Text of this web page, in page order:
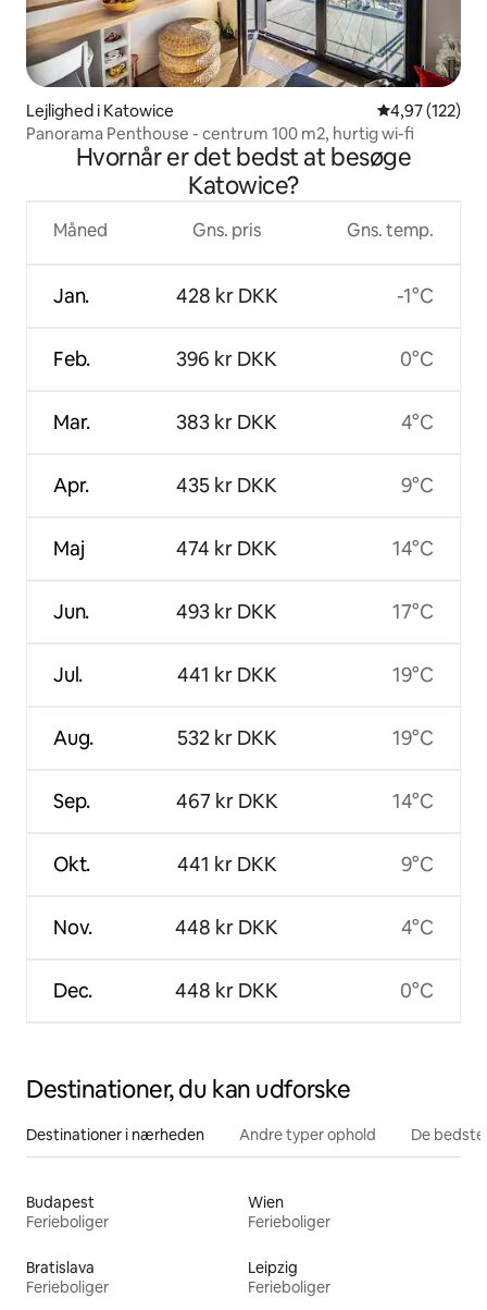
Lejlighed i Katowice 4,97 ud af 5 i
4,97 (122)
Panorama Penthouse - centrum 100 m2, hurtig wi-fi
Hvornår er det bedst at besøge
Katowice?
Måned
Jan.
Feb.
Mar.
Apr.
Maj
Jun.
Jul.
Aug.
Sep.
Okt.
Nov.
Dec.
Gns. pris
428 kr DKK
396 kr DKK
383 kr DKK
435 kr DKK
474 kr DKK
493 kr DKK
441 kr DKK
532 kr DKK
467 kr DKK
441 kr DKK
448 kr DKK
448 kr DKK
Gns. temp.
-1°C
0°C
4°C
9°C
14°C
17°C
19°C
19°C
14°C
9°C
4°C
0°C
Destinationer, du kan udforske
Destinationer i nærheden Andre typer ophold De
Budapest
Ferieboliger
Wien
Ferieboliger
Bratislava
Ferieboliger
Leipzig
Ferieboliger